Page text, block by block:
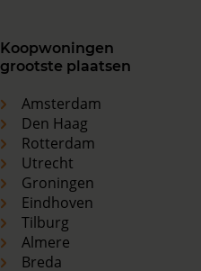
Koopwoningen
grootste plaatsen
Amsterdam
Den Haag
Rotterdam
Utrecht
Groningen
Eindhoven
Tilburg
Almere
Breda